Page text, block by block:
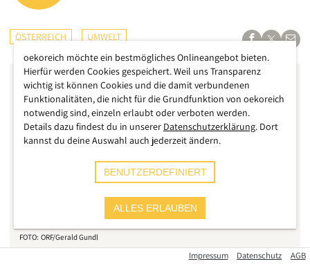
ÖSTERREICH UMWELT
ORF/Gerald Gundl
Impressum Datenschutz AGB
oekoreich möchte ein bestmögliches Onlineangebot bieten.
Hierfür werden Cookies gespeichert. Weil uns Transparenz
wichtig ist können Cookies und die damit verbundenen
Funktionalitäten, die nicht für die Grundfunktion von oekoreich
notwendig sind, einzeln erlaubt oder verboten werden.
Details dazu findest du in unserer Datenschutzerklärung. Dort
kannst du deine Auswahl auch jederzeit ändern.
BENUTZERDEFINIERT
ALLES ERLAUBEN